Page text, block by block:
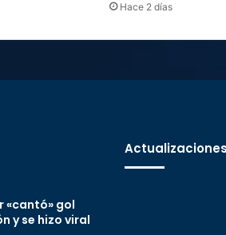
Hace 2 días
«cantó» gol
y se hizo viral
Actualizaciones